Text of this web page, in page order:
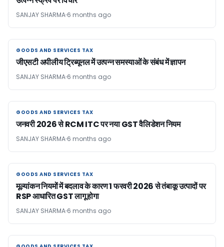
SANJAY SHARMA 6 months ago
GOODS AND SERVICES TAX
GOODS AND SERVICES TAX
जीएसटी अपीलीय ट्रिब्यूनल में उत्पन्न समस्याओं के संबंध में ज्ञापन
SANJAY SHARMA 6 months ago
GOODS AND SERVICES TAX
GOODS AND SERVICES TAX
जनवरी 2026 से RCM ITC पर नया GST वैलिडेशन नियम
SANJAY SHARMA 6 months ago
GOODS AND SERVICES TAX
GOODS AND SERVICES TAX
मूल्यांकन नियमों में बदलाव के कारण 1 फरवरी 2026 से तंबाकू उत्पादों पर
RSP आधारित GST लागू होगा
SANJAY SHARMA 6 months ago